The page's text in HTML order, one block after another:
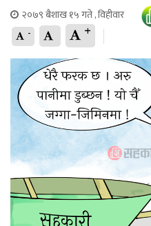
२०७९ बैशाख १५ गते , विहीवार
- +